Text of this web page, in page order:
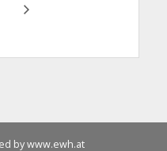
by www.ewh.at